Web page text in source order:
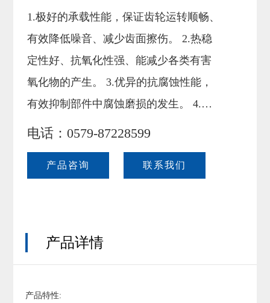
1.极好的承载性能，保证齿轮运转顺畅、
有效降低噪音、减少齿面擦伤。 2.热稳
定性好、抗氧化性强、能减少各类有害
氧化物的产生。 3.优异的抗腐蚀性能，
有效抑制部件中腐蚀磨损的发生。 4.极
强的抗乳化性、抗泡性、使用周期长。
电话：0579-87228599
产品咨询 联系我们
产品详情
产品特性: